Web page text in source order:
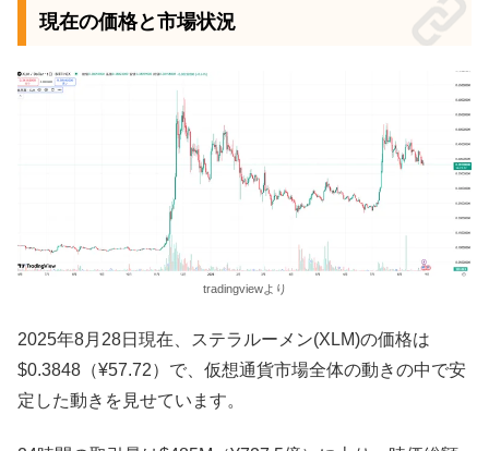
現在の価格と市場状況
tradingviewより
2025年8月28日現在、ステラルーメン(XLM)の価格は
$0.3848（¥57.72）で、仮想通貨市場全体の動きの中で安
定した動きを見せています。